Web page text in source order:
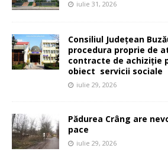
iulie 31, 2026
Consiliul Județean
procedura proprie de
contracte de achiziție
obiect servicii sociale
iulie 29, 2026
Pădurea Crâng are
pace
iulie 29, 2026